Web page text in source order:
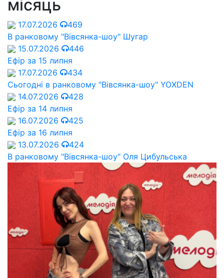
місяць
17.07.2026
469
В ранковому "Вівсянка-шоу" Шугар
15.07.2026
446
Ефір за 15 липня
17.07.2026
434
Сьогодні в ранковому "Вівсянка-шоу" YOXDEN
14.07.2026
428
Ефір за 14 липня
16.07.2026
425
Ефір за 16 липня
13.07.2026
424
В ранковому "Вівсянка-шоу" Оля Цибульська